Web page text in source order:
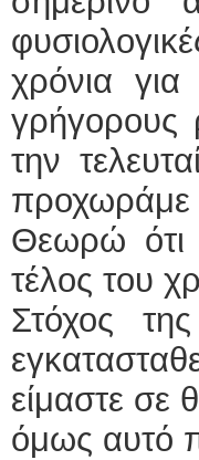
χρόνια
γρήγορους
την
Θεωρώ ότι
τέλος του
Στόχος
είμαστε σε
όμως αυτό